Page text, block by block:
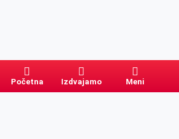
Početna Izdvajamo Meni